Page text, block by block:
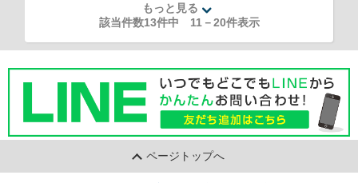
もっと見る
該当件数13件中 11 －20件表示
ページトップへ